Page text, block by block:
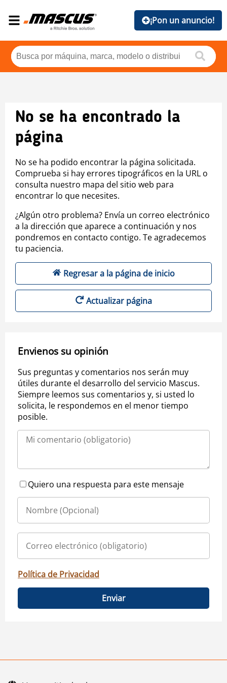
¡Pon un anuncio!
No se ha encontrado la
página
No se ha podido encontrar la página solicitada.
Comprueba si hay errores tipográficos en la URL o
consulta nuestro mapa del sitio web para
encontrar lo que necesites.
¿Algún otro problema? Envía un correo electrónico
a la dirección que aparece a continuación y nos
pondremos en contacto contigo. Te agradecemos
tu paciencia.
Regresar a la página de inicio
Actualizar página
Envienos su opinión
Sus preguntas y comentarios nos serán muy
útiles durante el desarrollo del servicio Mascus.
Siempre leemos sus comentarios y, si usted lo
solicita, le respondemos en el menor tiempo
posible.
Quiero una respuesta para este mensaje
Política de Privacidad
Enviar